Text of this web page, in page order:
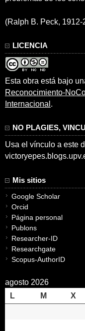
(Ralph B. Peck, 1912-
LICENCIA
Esta obra está bajo
Reconocimiento-
Internacional .
NO PLAGIES,
Usa el vínculo a este
Mis sitios
Google Scholar
Orcid
Página personal
Publons
Researcher-ID
Researchgate
Scopus-AuthorID
agosto 2026
L
M X